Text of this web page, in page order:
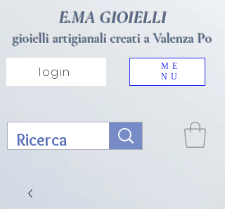
ME
NU
E.MA GIOIELLI
gioielli artigianali creati a Valenza Po
login